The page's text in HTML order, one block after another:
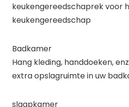
keukengereedschaprek voor
keukengereedschap
Badkamer
Hang kleding, handdoeken,
extra opslagruimte in uw
slaapkamer